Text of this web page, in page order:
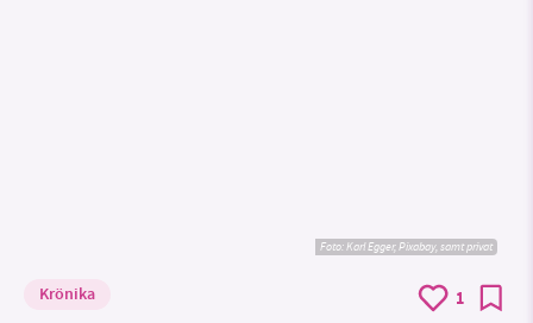
Foto:Karl Egger, Pixabay, samt privat
Krönika 1